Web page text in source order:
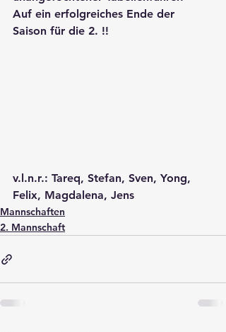
Auf ein erfolgreiches Ende der
Saison für die 2. !!
v.l.n.r.: Tareq, Stefan, Sven, Yong,
Felix, Magdalena, Jens
Mannschaften
2. Mannschaft